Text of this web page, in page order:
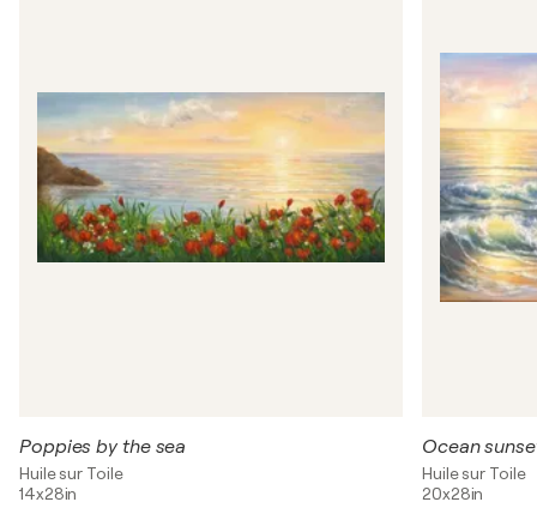
Poppies by the sea
Huile sur Toile
14x28in
Ocean
Huile sur Toile
20x28in